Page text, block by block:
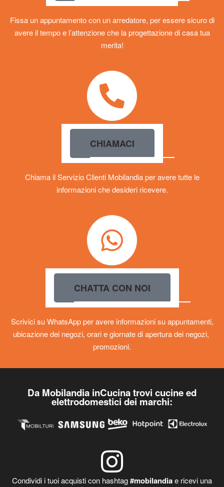
Fissa un appuntamento con un arredatore, per essere sicuro di
avere il tempo e l’attenzione che la progettazione di casa tua
merita!
CHIAMACI
Chiama il Servizio Clienti Mobilandia per avere tutte le
informazioni che desideri ricevere.
CHATTA CON NOI
Scrivici su WhatsApp per avere informazioni su appuntamenti,
ubicazione dei negozi, orari e giornate di apertura dei negozi,
promozioni.
Da Mobilandia inCucina trovi cucine ed
elettrodomestici dei marchi:
Condividi i tuoi acquisti con hashtag#mobilandiae ricevi una